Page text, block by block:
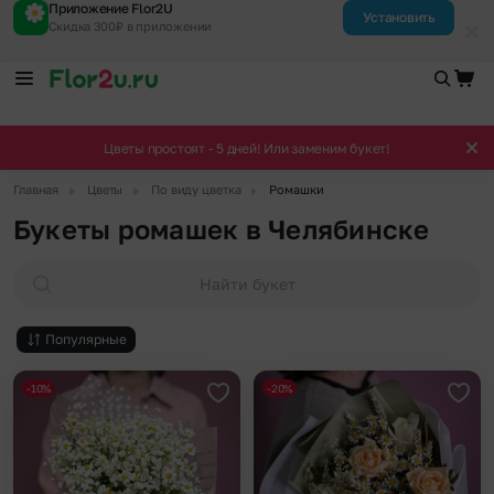
Приложение Flor2U
Скидка 300₽ в приложении
Установить
Цветы простоят - 5 дней! Или заменим букет!
Главная Цветы По виду цветка Ромашки
Букеты ромашек в Челябинске
Найти букет
Популярные
Добавить в избранное
-10% -20%